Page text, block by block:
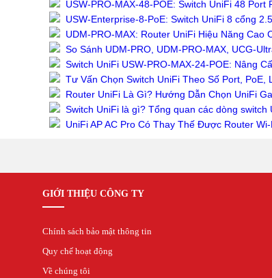
Thẻ Nhớ Kingston
Thẻ Nhớ IMOU
Camera Unifi
Access Point UniFi
Switch UniFi
UniFi Gateway
USW-PRO-MAX-48-POE: Switch UniFi 48 Port
USW-Enterprise-8-PoE: Switch UniFi 8 cổng
UDM-PRO-MAX: Router UniFi Hiệu Năng Cao
So Sánh UDM-PRO, UDM-PRO-MAX, UCG-
Switch UniFi USW-PRO-MAX-24-POE: Nâng
Tư Vấn Chọn Switch UniFi Theo Số Port,
Router UniFi Là Gì? Hướng Dẫn Chọn UniFi
Switch UniFi là gì? Tổng quan các dòng
UniFi AP AC Pro Có Thay Thế Được Router
GIỚI THIỆU CÔNG TY
Chính sách bảo mật thông tin
Quy chế hoạt động
Về chúng tôi